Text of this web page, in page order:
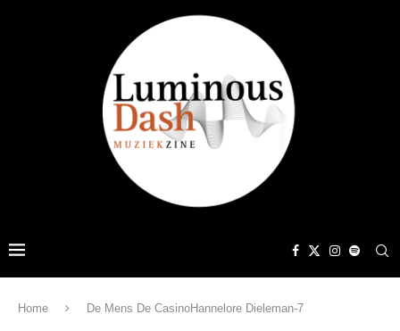
Home De Mens De CasinoHannelore Dieleman-7